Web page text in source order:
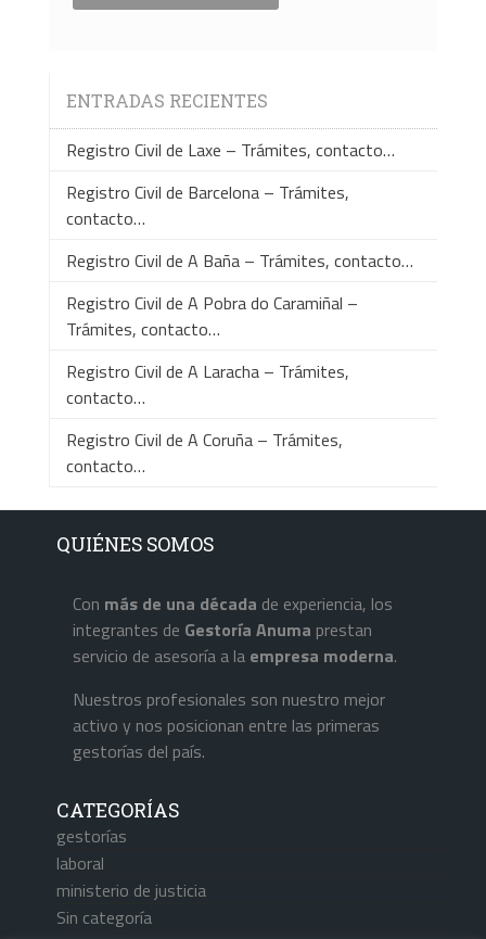
ENTRADAS RECIENTES
Registro Civil de Laxe – Trámites, contacto…
Registro Civil de Barcelona – Trámites,
contacto…
Registro Civil de A Baña – Trámites, contacto…
Registro Civil de A Pobra do Caramiñal –
Trámites, contacto…
Registro Civil de A Laracha – Trámites,
contacto…
Registro Civil de A Coruña – Trámites,
contacto…
QUIÉNES SOMOS
Con más de una década de experiencia, los
integrantes de Gestoría Anuma prestan
servicio de asesoría a la empresa moderna.
Nuestros profesionales son nuestro mejor
activo y nos posicionan entre las primeras
gestorías del país.
CATEGORÍAS
gestorías
laboral
ministerio de justicia
Sin categoría